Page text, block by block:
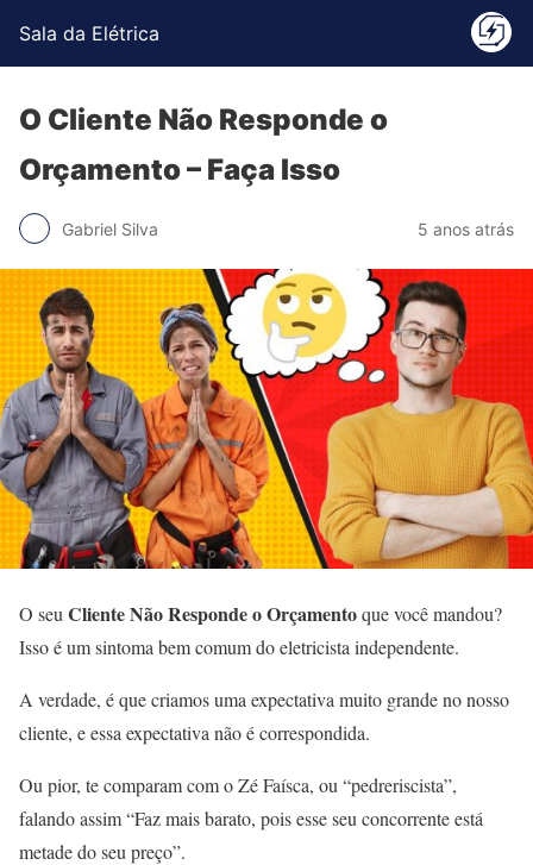
Sala da Elétrica
O Cliente Não Responde o
Orçamento – Faça Isso
Gabriel Silva 5 anos atrás
O seu Cliente Não Responde o Orçamentoque você mandou?
Isso é um sintoma bem comum do eletricista independente.
A verdade, é que criamos uma expectativa muito grande no nosso
cliente, e essa expectativa não é correspondida.
Ou pior, te comparam com o Zé Faísca, ou “pedreriscista”,
falando assim “Faz mais barato, pois esse seu concorrente está
metade do seu preço”.